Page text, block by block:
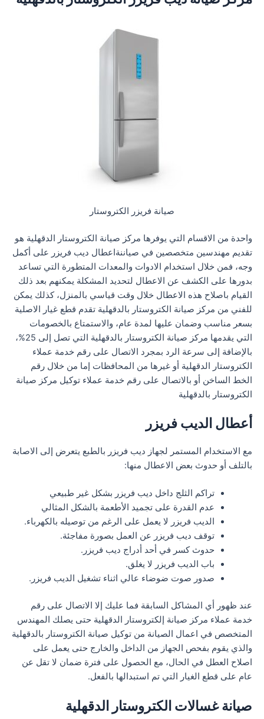
صيانة فريزر الكتروستار
واحدة من الاقسام التي يوفرها مركز صيانة الكتروستار الدقهلية هو
تقديم مهندسين متخصصين في صياننةاعطال ديب فريزر على أكمل
وجه، فمن خلال استخدام الادوات والمعدات المتطورة التي تساعد
بدورها على الكشف عن الاعطال لتحديد المشكلة يمكنهم بعد ذلك
القيام باصلاح هذه الاعطال خلال وقت قياسي بالمنزل، كذلك يمكن
للفني من مركز صيانة الكتروستار بالدقهلية تقدم قطع غيار الاصلية
بسعر مناسب وضمان عليها لمدة عام، والاستمتاع بالخصومات
التي يقدمها مركز صيانة الكتروستار بالدقهلية التي تصل إلى 25%،
بالإضافة إلى سرعة الرد بمجرد الاتصال على رقم خدمة عملاء
الكتروستار الدقهلية أو غيرها من المحافظات إما من خلال رقم
الخط الساخن أو بالاتصال على رقم خدمة عملاء توكيل مركز صيانة
الكتروستار بالدقهلية
أعطال الديب فريزر
مع الاستخدام المستمر لجهاز ديب فريزر بالطبع يتعرض إلى الاصابة
بالتلف أو حدوث بعض الاعطال منها:
تراكم الثلج داخل ديب فريزر بشكل غير طبيعي
عدم القدرة على تجميد الأطعمة بالشكل المثالي
الديب فريزر لا يعمل على الرغم من توصيله بالكهرباء.
توقف ديب فريزر عن العمل بصورة مفاجئة.
حدوث كسر في أحد أدراج ديب فريزر.
باب الديب فريزر لا يغلق.
صدور صوت ضوضاء عالي اثناء تشغيل الديب فريزر.
عند ظهور أي المشاكل السابقة فما عليك إلا الاتصال على رقم
خدمة عملاء مركز صيانة إلكتروستار الدقهلية حتى يصلك المهندس
المتخصص في اعمال الصيانة من توكيل صيانة الكتروستار بالدقهلية
والذي يقوم بفحص الجهاز من الداخل والخارج حتى يعمل على
اصلاح العطل في الحال، مع الحصول على فترة ضمان لا تقل عن
عام على قطع الغيار التي تم استبدالها بالفعل.
صيانة غسالات الكتروستار الدقهلية